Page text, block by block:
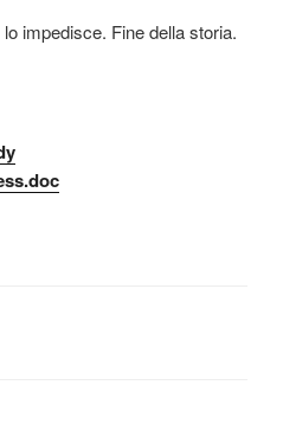
impedisce. Fine della storia.